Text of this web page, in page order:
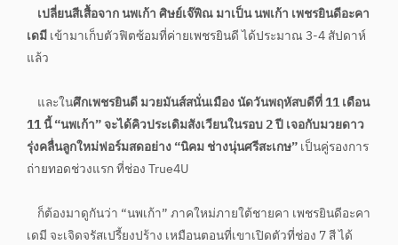
เปลี่ยนสีเสื้อจาก นพเก้า ศิษย์เจ๊พิณ มาเป็น นพเก้า เพชรยินดีอะคา
เดมีเข้ามาเก็บตัวฟิตซ้อมที่ค่ายเพชรยินดี ได้ประมาณ 3-4 สัปดาห์
แล้ว
และในศึกเพชรยินดี มวยมันส์สนั่นเมือง นัดวันพฤหัสบดีที่ 11 เดือน
11 นี้ “นพเก้า” จะได้คิวประเดิมสังเวียนในรอบ 2 ปี เจอกับมวยดาว
รุ่งคลื่นลูกใหม่ฟอร์มสดอย่าง “นิคม ช่างนุ่นศรีสะเกษ”เป็นคู่รองการ
ถ่ายทอดช่วงแรก ที่ช่อง True4U
ก็ต้องมาดูกันว่า “นพเก้า” ภาคใหม่ภายใต้ชายคา เพชรยินดีอะคา
เดมี จะเจิดจรัสเปรี้ยงปร้าง เหมือนตอนที่เขาเปิดตัวที่ช่อง 7 สี ได้